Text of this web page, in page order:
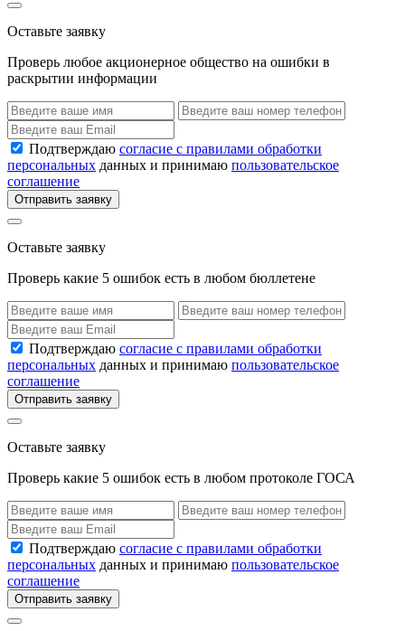
Оставьте заявку
Проверь любое акционерное общество на ошибки в
раскрытии информации
Подтверждаю согласие с правилами обработки
персональных данных и принимаю пользовательское
соглашение
Отправить заявку
Оставьте заявку
Проверь какие 5 ошибок есть в любом бюллетене
Подтверждаю согласие с правилами обработки
персональных данных и принимаю пользовательское
соглашение
Отправить заявку
Оставьте заявку
Проверь какие 5 ошибок есть в любом протоколе ГОСА
Подтверждаю согласие с правилами обработки
персональных данных и принимаю пользовательское
соглашение
Отправить заявку